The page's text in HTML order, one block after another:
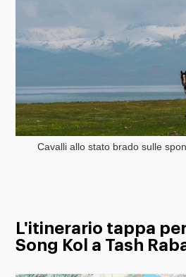
Cavalli allo stato brado sulle
L'itinerario tappa
Song Kol a Tash